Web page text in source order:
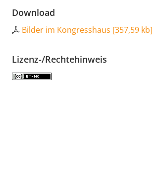
Download
Bilder im Kongresshaus [357,59 kb]
Lizenz-/Rechtehinweis